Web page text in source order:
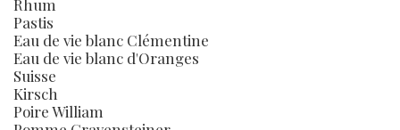
Rhum
Pastis
Eau de vie blanc Clémentine
Eau de vie blanc d'Oranges
Suisse
Kirsch
Poire William